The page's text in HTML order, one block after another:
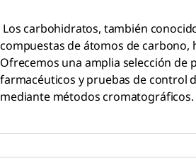
Los carbohidratos, también
compuestas de átomos de carbono,
Ofrecemos una amplia selección
farmacéuticos y pruebas de control
mediante métodos cromatográficos.